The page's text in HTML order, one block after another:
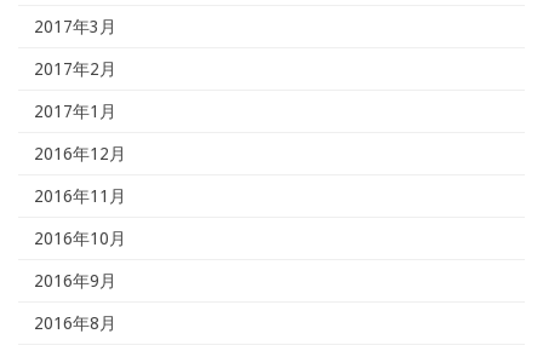
2017年3月
2017年2月
2017年1月
2016年12月
2016年11月
2016年10月
2016年9月
2016年8月